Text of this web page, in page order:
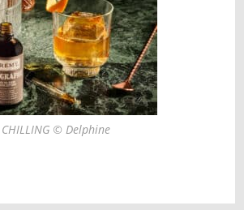
CHILLING © Delphine